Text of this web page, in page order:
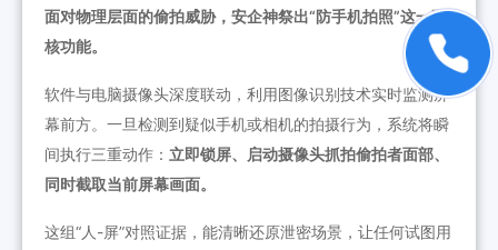
面对物理层面的偷拍威胁，安企神祭出“防手机拍照”这一硬
核功能。
软件与电脑摄像头深度联动，利用图像识别技术实时监测屏
幕前方。一旦检测到疑似手机或相机的拍摄行为，系统将瞬
间执行三重动作： 立即锁屏、启动摄像头抓拍偷拍者面部、
同时截取当前屏幕画面。
这组“人-屏”对照证据，能清晰还原泄密场景，让任何试图用